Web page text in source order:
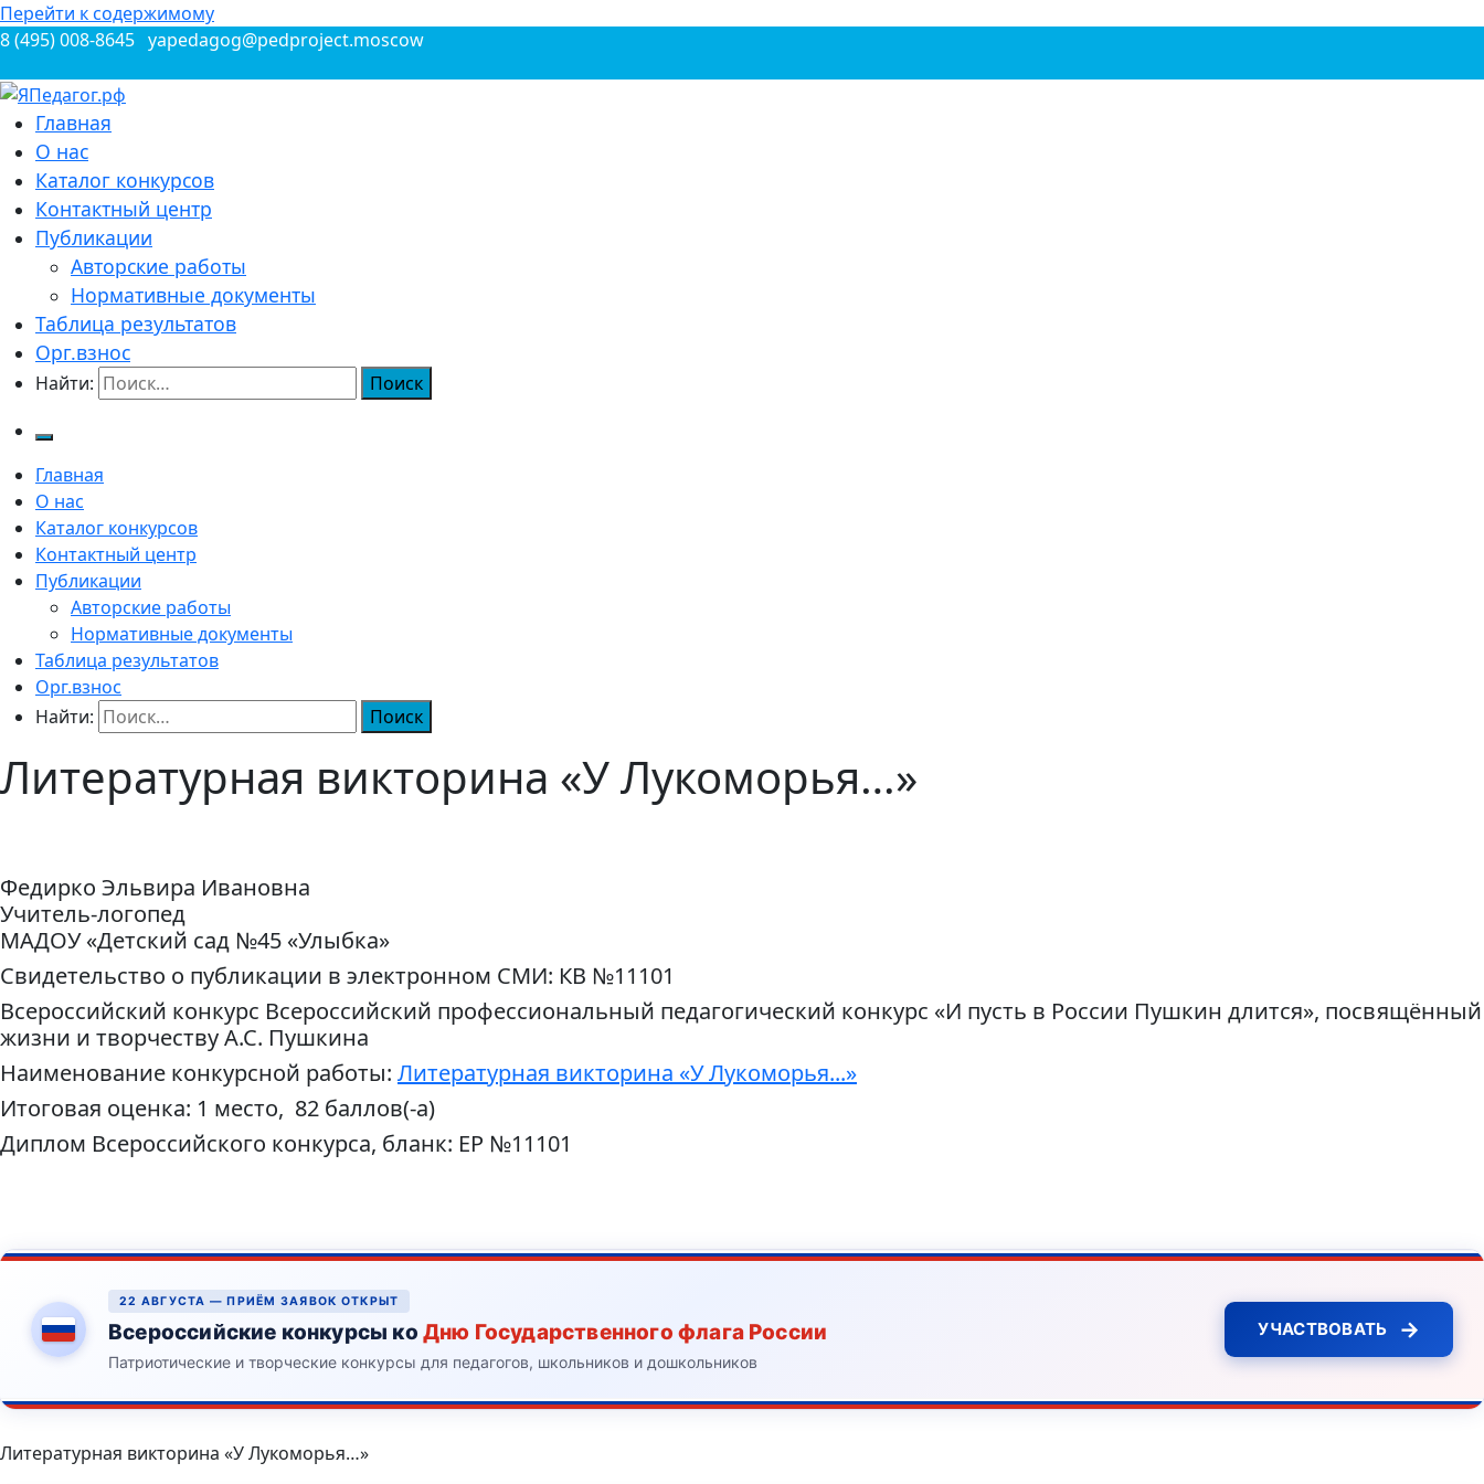
Перейти к содержимому
8 (495) 008-8645 yapedagog@pedproject.moscow
ЯПедагог.рф
Всероссийские конкурсы для педагогов
Главная
О нас
Каталог конкурсов
Контактный центр
Публикации
Авторские работы
Нормативные документы
Таблица результатов
Орг.взнос
Найти:
Главная
О нас
Каталог конкурсов
Контактный центр
Публикации
Авторские работы
Нормативные документы
Таблица результатов
Орг.взнос
Найти:
Литературная викторина «У Лукоморья…»
Федирко Эльвира Ивановна
Учитель-логопед
МАДОУ «Детский сад №45 «Улыбка»
Свидетельство о публикации в электронном СМИ: КВ №11101
Всероссийский конкурс Всероссийский профессиональный педагогический конкурс «И пусть в России Пушкин длится», посвящённый
жизни и творчеству А.С. Пушкина
Наименование конкурсной работы: Литературная викторина «У Лукоморья...»
Итоговая оценка: 1 место, 82 баллов(-а)
Диплом Всероссийского конкурса, бланк: ЕР №11101
22 АВГУСТА — ПРИЁМ ЗАЯВОК ОТКРЫТ
Всероссийские конкурсы ко Дню Государственного флага России
Патриотические и творческие конкурсы для педагогов, школьников и дошкольников
УЧАСТВОВАТЬ →
Литературная викторина «У Лукоморья…»